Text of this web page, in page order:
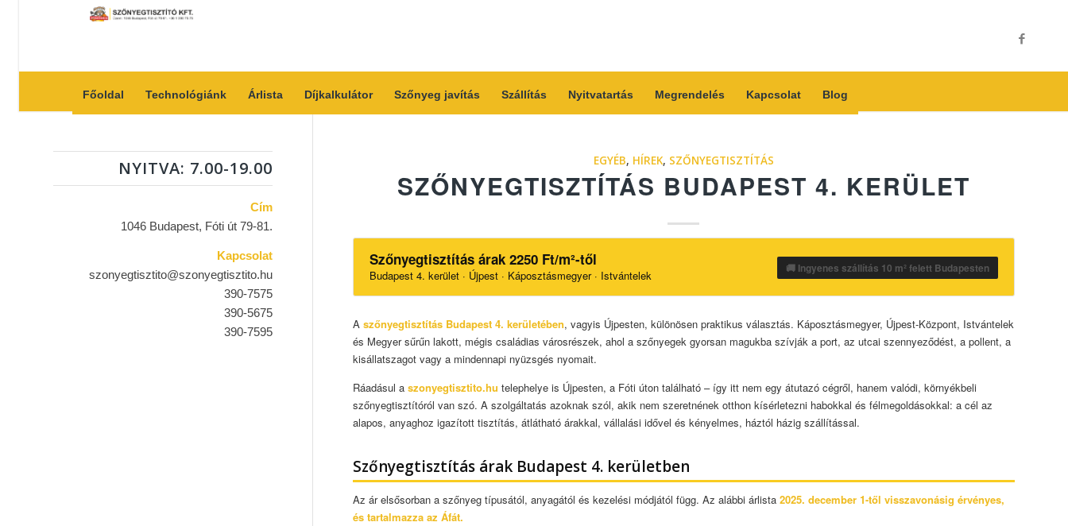
Főoldal Technológiánk Árlista Díjkalkulátor Szőnyeg javítás Szállítás Nyitvatartás Megrendelés Kapcsolat Blog
EGYÉB, HÍREK, SZŐNYEGTISZTÍTÁS
SZŐNYEGTISZTÍTÁS BUDAPEST 4. KERÜLET
Szőnyegtisztítás árak 2250 Ft/m²-től
Budapest 4. kerület · Újpest · Káposztásmegyer · Istvántelek 🚚 Ingyenes szállítás 10 m² felett Budapesten
A szőnyegtisztítás Budapest 4. kerületében, vagyis Újpesten, különösen praktikus választás. Káposztásmegyer, Újpest-Központ, Istvántelek
és Megyer sűrűn lakott, mégis családias városrészek, ahol a szőnyegek gyorsan magukba szívják a port, az utcai szennyeződést, a pollent, a
kisállatszagot vagy a mindennapi nyüzsgés nyomait.
Ráadásul a szonyegtisztito.hu telephelye is Újpesten, a Fóti úton található – így itt nem egy átutazó cégről, hanem valódi, környékbeli
szőnyegtisztítóról van szó. A szolgáltatás azoknak szól, akik nem szeretnének otthon kísérletezni habokkal és félmegoldásokkal: a cél az
alapos, anyaghoz igazított tisztítás, átlátható árakkal, vállalási idővel és kényelmes, háztól házig szállítással.
Szőnyegtisztítás árak Budapest 4. kerületben
Az ár elsősorban a szőnyeg típusától, anyagától és kezelési módjától függ. Az alábbi árlista 2025. december 1-től visszavonásig érvényes,
és tartalmazza az Áfát.
NYITVA: 7.00-19.00
Cím
1046 Budapest, Fóti út 79-81.
Kapcsolat
szonyegtisztito@szonyegtisztito.hu
390-7575
390-5675
390-7595